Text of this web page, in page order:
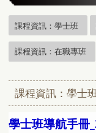
課程資訊：學士班
課程資訊：在職專班
課程資訊：學士
學士班導航手冊